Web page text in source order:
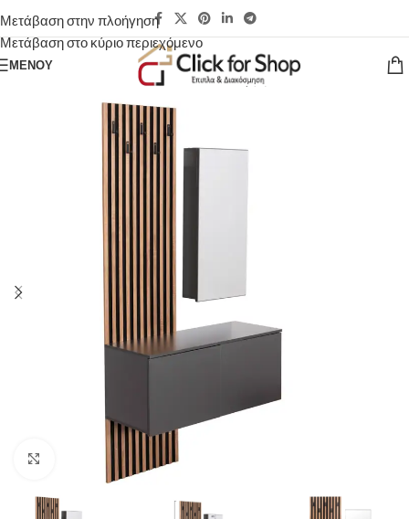
Μετάβαση στην πλοήγηση
Μετάβαση στο κύριο περιεχόμενο
ΜΕΝΟΎ
Κάντε κλικ για μεγέθυνση